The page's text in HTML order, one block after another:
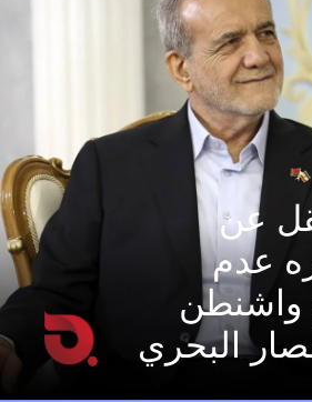
عن
عدم
واشنطن
البحري